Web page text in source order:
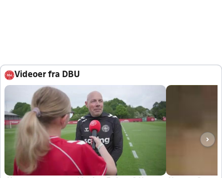
Videoer fra DBU